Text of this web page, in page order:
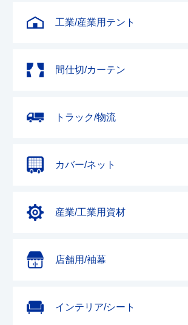
工業/産業用テント
間仕切/カーテン
トラック/物流
カバー/ネット
産業/工業用資材
店舗用/袖幕
インテリア/シート